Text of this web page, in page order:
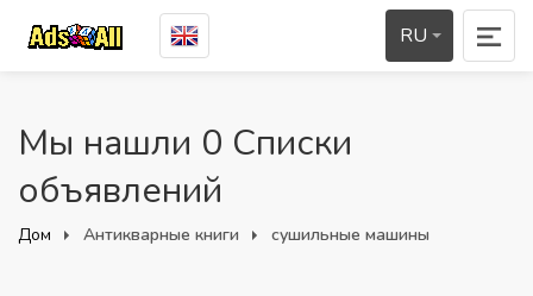
RU
Мы нашли 0 Списки
объявлений
Дом Антикварные книги сушильные машины